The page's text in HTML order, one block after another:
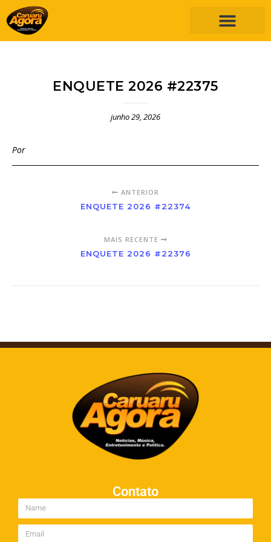
ENQUETE 2026 #22375
junho 29, 2026
Por
ANTERIOR
ENQUETE 2026 #22374
MAIS RECENTE
ENQUETE 2026 #22376
Contato